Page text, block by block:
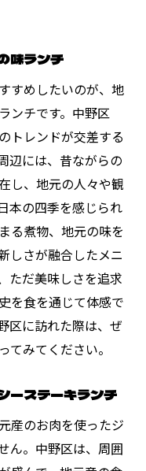
ランチチョイス
ンチ
レ向けランチ
の新鮮食材を味わ
けるランチ素材
ランチ
味料が光るラン
ける創作ランチ
美しいランチ
動ランチ
パーフードラン
を使ったランチ
味ランチ
すめしたいのが、地
ンチです。中野区
トレンドが交差する
辺には、昔ながらの
し、地元の人々や観
本の四季を感じられ
る煮物、地元の味を
しさが融合したメニ
ただ美味しさを追求
を食を通じて体感で
区に訪れた際は、ぜ
てみてください。
ーステーキランチ
産のお肉を使ったジ
ん。中野区は、周囲